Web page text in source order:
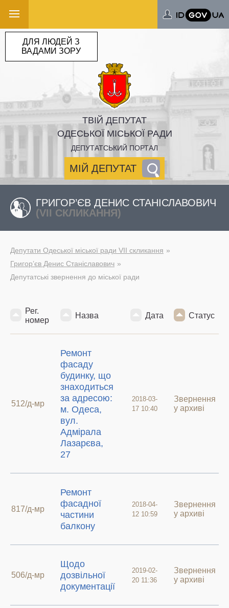
ТВІЙ ДЕПУТАТ
ОДЕСЬКОЇ МІСЬКОЇ РАДИ
ДЕПУТАТСЬКИЙ ПОРТАЛ
МІЙ ДЕПУТАТ
ДЛЯ ЛЮДЕЙ З
ВАДАМИ ЗОРУ
ГРИГОР’ЄВ ДЕНИС СТАНІСЛАВОВИЧ
(VII СКЛИКАННЯ)
Депутати Одеської міської ради VII скликання
Григор’єв Денис Станіславович
Депутатські звернення до міської ради
Рег.
номер
Назва Дата Статус
512/д-мр
Ремонт
фасаду
будинку, що
знаходиться
за адресою:
м. Одеса,
вул.
Адмірала
Лазарєва,
27
2018-03-
17 10:40
Звернення
у архиві
817/д-мр
Ремонт
фасадної
частини
балкону
2018-04-
12 10:59
Звернення
у архиві
506/д-мр
Щодо
дозвільної
документації
2019-02-
20 11:36
Звернення
у архиві